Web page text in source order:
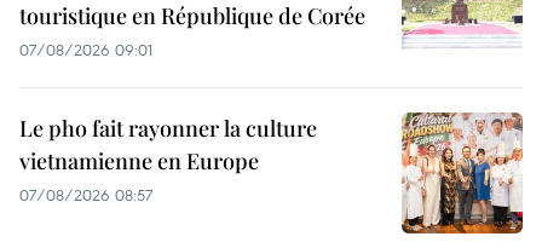
touristique en République de Corée
07/08/2026 09:01
Le pho fait rayonner la culture
vietnamienne en Europe
07/08/2026 08:57